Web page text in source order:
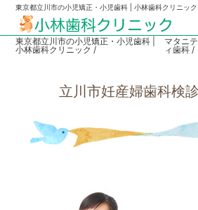
東京都立川市の小児矯正・小児歯科 | 小林歯科クリニック
東京都立川市の小児矯正・小児歯科 |
小林歯科クリニック
マタニテ
ィ歯科
立川市妊産婦歯科検